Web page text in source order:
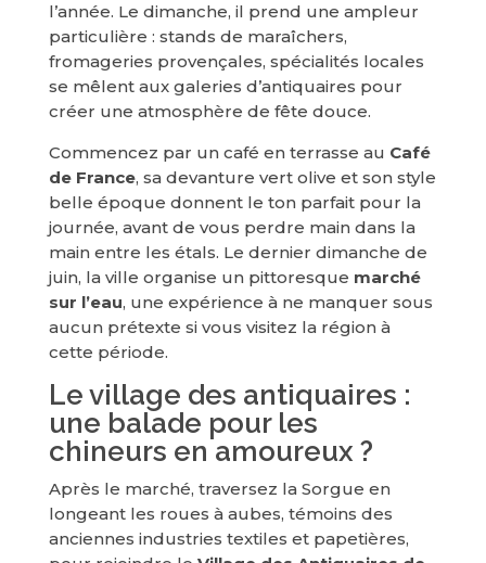
l’année. Le dimanche, il prend une ampleur
particulière : stands de maraîchers,
fromageries provençales, spécialités locales
se mêlent aux galeries d’antiquaires pour
créer une atmosphère de fête douce.
Commencez par un café en terrasse au Café
de France, sa devanture vert olive et son style
belle époque donnent le ton parfait pour la
journée, avant de vous perdre main dans la
main entre les étals. Le dernier dimanche de
juin, la ville organise un pittoresque marché
sur l’eau, une expérience à ne manquer sous
aucun prétexte si vous visitez la région à
cette période.
Le village des antiquaires :
une balade pour les
chineurs en amoureux ?
Après le marché, traversez la Sorgue en
longeant les roues à aubes, témoins des
anciennes industries textiles et papetières,